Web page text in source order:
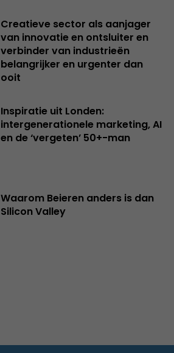
Creatieve sector als aanjager
van innovatie en ontsluiter en
verbinder van industrieën
belangrijker en urgenter dan
ooit
Inspiratie uit Londen:
intergenerationele marketing, AI
en de ‘vergeten’ 50+-man
Waarom Beieren anders is dan
Silicon Valley